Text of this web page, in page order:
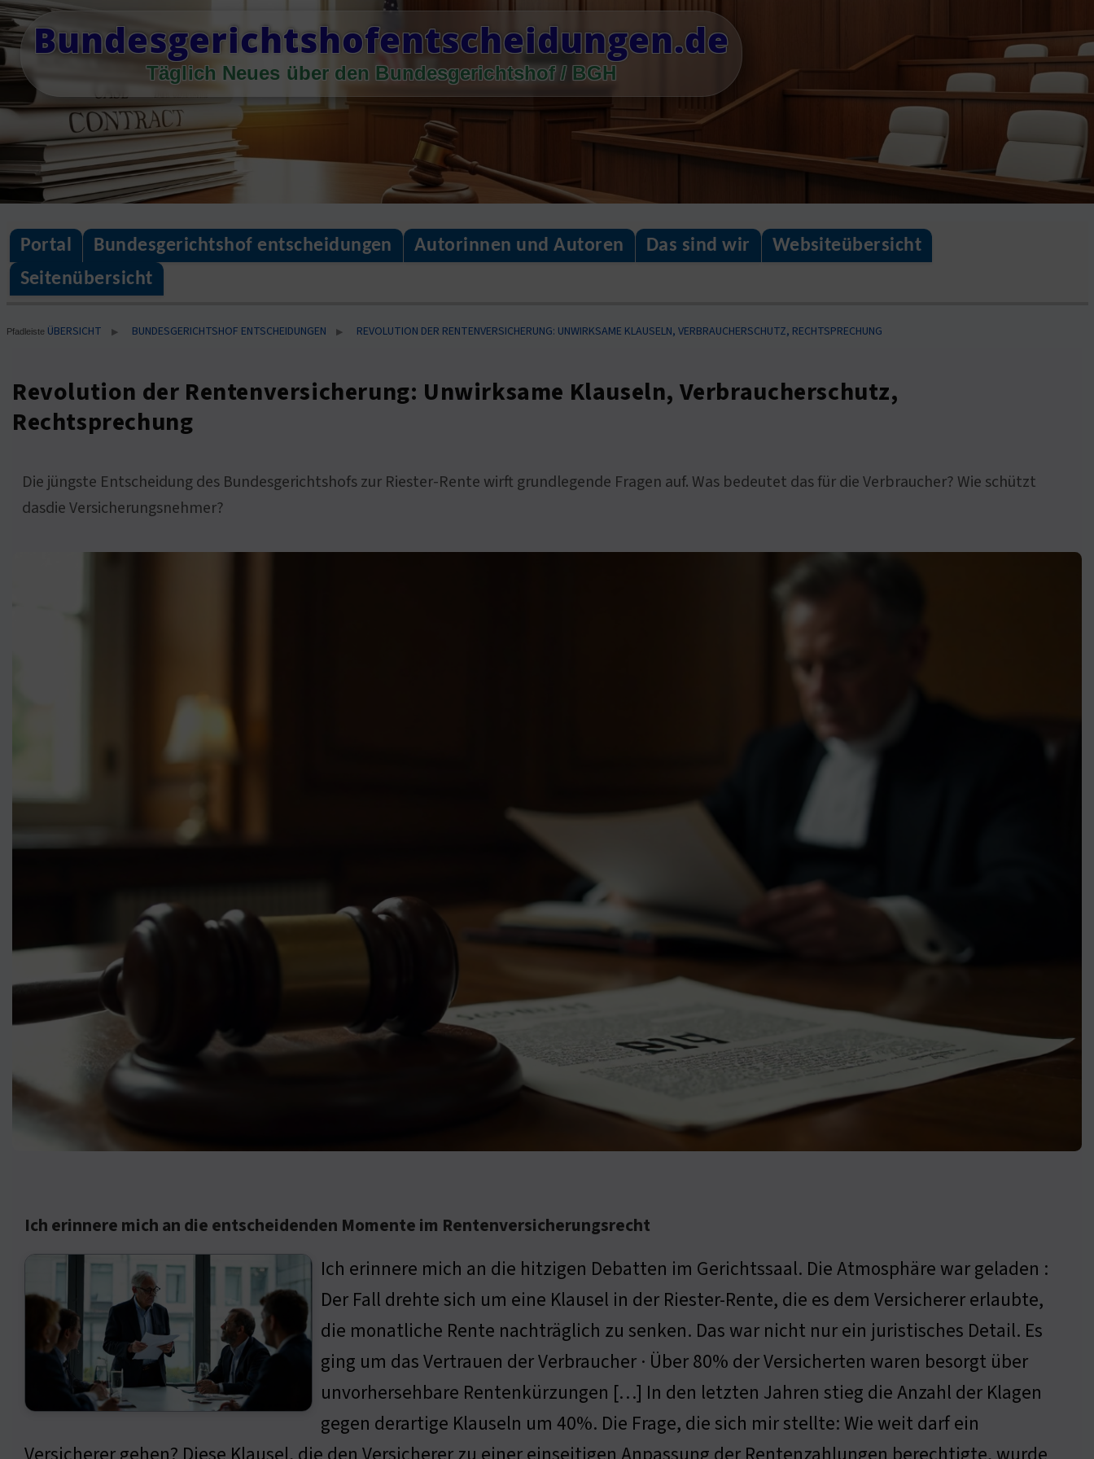
Skip
to
content
Bundesgerichtshofentscheidungen.de
Täglich Neues über den Bundesgerichtshof / BGH
Portal Bundesgerichtshof entscheidungen Autorinnen und Autoren Das sind wir
Websiteübersicht
Seitenübersicht
Pfadleiste ÜBERSICHT ▶ BUNDESGERICHTSHOF ENTSCHEIDUNGEN ▶ REVOLUTION DER RENTENVERSICHERUNG: UNWIRKSAME KLAUSELN, VERBRAUCHERSCHUTZ, RECHTSPRECHUNG
Revolution der Rentenversicherung: Unwirksame Klauseln, Verbraucherschutz,
Rechtsprechung
Die jüngste Entscheidung des Bundesgerichtshofs zur Riester-Rente wirft grundlegende Fragen auf. Was bedeutet das für die Verbraucher? Wie schützt
dasdie Versicherungsnehmer?
Ich erinnere mich an die entscheidenden Momente im Rentenversicherungsrecht
Ich erinnere mich an die hitzigen Debatten im Gerichtssaal. Die Atmosphäre war geladen :
Der Fall drehte sich um eine Klausel in der Riester-Rente, die es dem Versicherer erlaubte,
die monatliche Rente nachträglich zu senken. Das war nicht nur ein juristisches Detail. Es
ging um das Vertrauen der Verbraucher · Über 80% der Versicherten waren besorgt über
unvorhersehbare Rentenkürzungen […] In den letzten Jahren stieg die Anzahl der Klagen
gegen derartige Klauseln um 40%. Die Frage, die sich mir stellte: Wie weit darf ein